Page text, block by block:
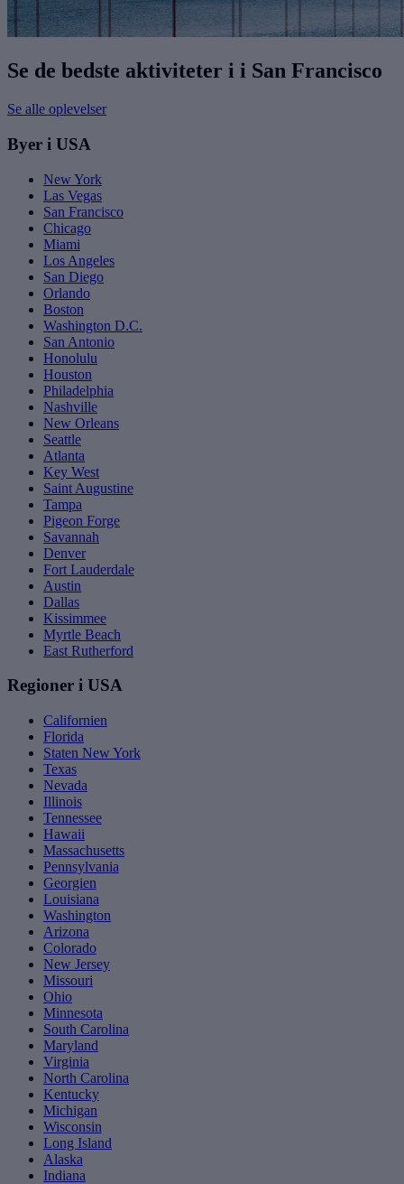
Se de bedste aktiviteter i i San Francisco
Se alle oplevelser
Byer i USA
New York
Las Vegas
San Francisco
Chicago
Miami
Los Angeles
San Diego
Orlando
Boston
Washington D.C.
San Antonio
Honolulu
Houston
Philadelphia
Nashville
New Orleans
Seattle
Atlanta
Key West
Saint Augustine
Tampa
Pigeon Forge
Savannah
Denver
Fort Lauderdale
Austin
Dallas
Kissimmee
Myrtle Beach
East Rutherford
Regioner i USA
Californien
Florida
Staten New York
Texas
Nevada
Illinois
Tennessee
Hawaii
Massachusetts
Pennsylvania
Georgien
Louisiana
Washington
Arizona
Colorado
New Jersey
Missouri
Ohio
Minnesota
South Carolina
Maryland
Virginia
North Carolina
Kentucky
Michigan
Wisconsin
Long Island
Alaska
Indiana